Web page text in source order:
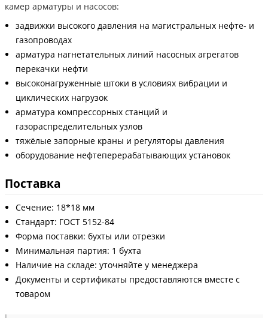
камер арматуры и насосов:
задвижки высокого давления на магистральных нефте- и
газопроводах
арматура нагнетательных линий насосных агрегатов
перекачки нефти
высоконагруженные штоки в условиях вибрации и
циклических нагрузок
арматура компрессорных станций и
газораспределительных узлов
тяжёлые запорные краны и регуляторы давления
оборудование нефтеперерабатывающих установок
Поставка
Сечение: 18*18 мм
Стандарт: ГОСТ 5152-84
Форма поставки: бухты или отрезки
Минимальная партия: 1 бухта
Наличие на складе: уточняйте у менеджера
Документы и сертификаты предоставляются вместе с
товаром